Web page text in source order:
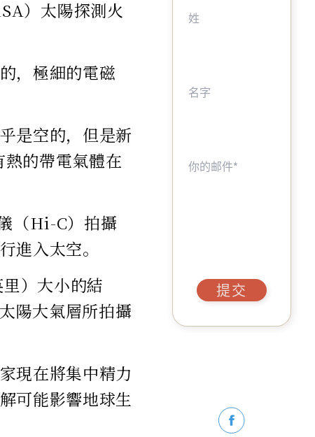
）太陽探測火
，極細的電磁
是空的，但是新
的帶電氣體在
（Hi-C）拍攝
進入太空。
）大小的結
陽大氣層所拍攝
現在將集中精力
可能影響地球生
提交